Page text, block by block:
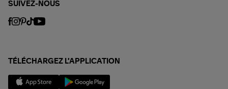
SUIVEZ-NOUS
TÉLÉCHARGEZ L'APPLICATION